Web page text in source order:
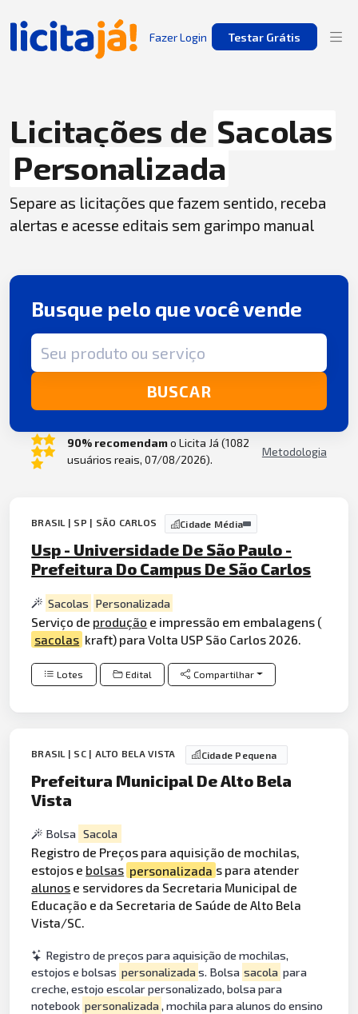
Fazer Login Testar Grátis
Licitações de Sacolas
Personalizada
Separe as licitações que fazem sentido, receba
alertas e acesse editais sem garimpo manual
Busque pelo que você vende
Termo de busca
BUSCAR
90% recomendamo Licita Já (1082
usuários reais, 07/08/2026).
Metodologia
BRASIL | SP | SÃO CARLOS Cidade Média
Usp - Universidade De São Paulo -
Prefeitura Do Campus De São Carlos
Sacolas Personalizada
Serviço de produção e impressão em embalagens (
sacolas kraft) para Volta USP São Carlos 2026.
Lotes Edital Compartilhar
BRASIL | SC | ALTO BELA VISTA Cidade Pequena
Prefeitura Municipal De Alto Bela
Vista
Bolsa Sacola
Registro de Preços para aquisição de mochilas,
estojos e bolsas personalizada s para atender
alunos e servidores da Secretaria Municipal de
Educação e da Secretaria de Saúde de Alto Bela
Vista/SC.
Registro de preços para aquisição de mochilas,
estojos e bolsas personalizadas. Bolsa sacola para
creche, estojo escolar personalizado, bolsa para
notebook personalizada, mochila para alunos do ensino